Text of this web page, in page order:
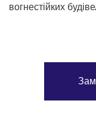
вогнестійких